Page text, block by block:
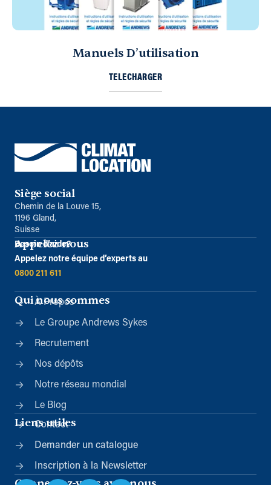
Manuels D’utilisation
TELECHARGER
Siège social
Chemin de la Louve 15,
1196 Gland,
Suisse
Appelez-nous
Besoin d’aide?
Appelez notre équipe d’experts au
0800 211 611
Qui nous sommes
À Propos
Le Groupe Andrews Sykes
Recrutement
Nos dépôts
Notre réseau mondial
Le Blog
Liens utiles
Contact
Demander un catalogue
Inscription à la Newsletter